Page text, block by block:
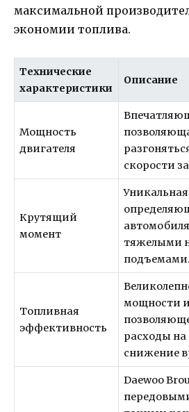
максимальной
экономии топлива.
Технические
характеристики
Описание
Мощность
двигателя
скорости
Крутящий
момент
тяжелыми
подъемами.
Топливная
эффективность
мощности
расходы на
снижение
Daewoo